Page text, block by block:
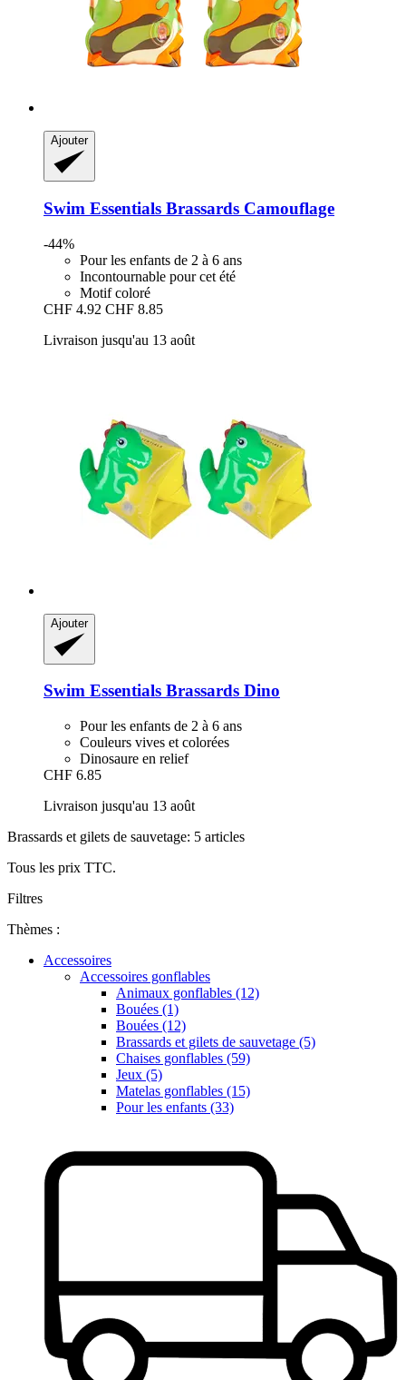
Ajouter
Swim Essentials Brassards Camouflage
-44%
Pour les enfants de 2 à 6 ans
Incontournable pour cet été
Motif coloré
CHF 4.92 CHF 8.85
Livraison jusqu'au 13 août
Ajouter
Swim Essentials Brassards Dino
Pour les enfants de 2 à 6 ans
Couleurs vives et colorées
Dinosaure en relief
CHF 6.85
Livraison jusqu'au 13 août
Brassards et gilets de sauvetage: 5 articles
Tous les prix TTC.
Filtres
Thèmes :
Accessoires
Accessoires gonflables
Animaux gonflables (12)
Bouées (1)
Bouées (12)
Brassards et gilets de sauvetage (5)
Chaises gonflables (59)
Jeux (5)
Matelas gonflables (15)
Pour les enfants (33)